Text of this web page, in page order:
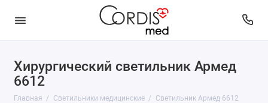
Хирургический светильник Армед
6612
Главная Светильники медицинские Светильник Армед 6612